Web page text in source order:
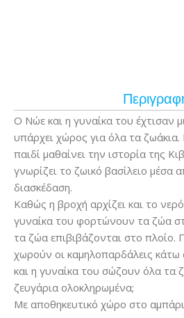
Ο Νώε και η γυναίκα του έχτισαν
υπάρχει χώρος για όλα τα
παιδί μαθαίνει την ιστορία της
γνωρίζει το ζωικό βασίλειο μέσα
διασκέδαση.
Καθώς η βροχή αρχίζει και το
γυναίκα του φορτώνουν τα ζώα
τα ζώα επιβιβάζονται στο πλοίο.
χωρούν οι καμηλοπαρδάλεις
και η γυναίκα του σώζουν όλα τα
ζευγάρια ολοκληρωμένα;
Με αποθηκευτικό χώρο στο αμπάρι